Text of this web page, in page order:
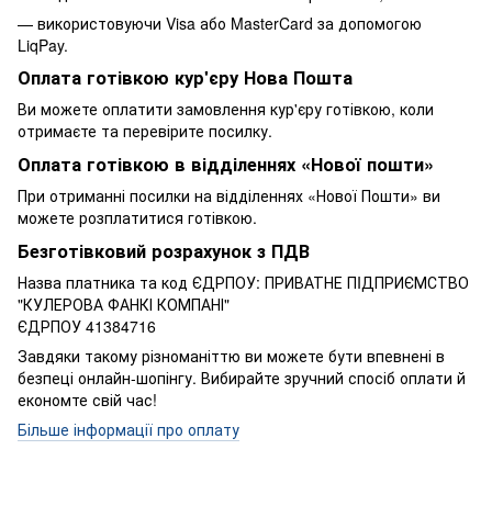
— використовуючи Visa або MasterCard за допомогою
LiqPay.
Оплата готівкою кур'єру Нова Пошта
Ви можете оплатити замовлення кур'єру готівкою, коли
отримаєте та перевірите посилку.
Оплата готівкою в відділеннях «Нової пошти»
При отриманні посилки на відділеннях «Нової Пошти» ви
можете розплатитися готівкою.
Безготівковий розрахунок з ПДВ
Назва платника та код ЄДРПОУ: ПРИВАТНЕ ПIДПРИЄМСТВО
"КУЛЕРОВА ФАНКІ КОМПАНІ"
ЄДРПОУ 41384716
Завдяки такому різноманіттю ви можете бути впевнені в
безпеці онлайн-шопінгу. Вибирайте зручний спосіб оплати й
економте свій час!
Більше інформації про оплату